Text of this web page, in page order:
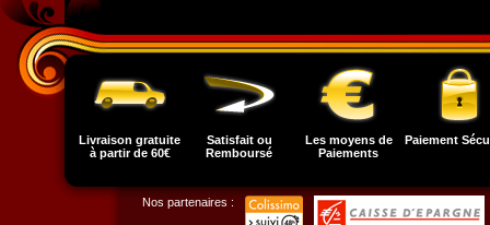
Livraison gratuite
à partir de 60€
Satisfait ou
Remboursé
Les moyens de
Paiements
Paiement
Nos partenaires :